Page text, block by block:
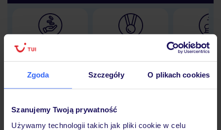
Zgoda Szczegóły O plikach cookies
Szanujemy Twoją prywatność
Używamy technologii takich jak pliki cookie w celu
Lider niskich cen 30 lat w
Hotel